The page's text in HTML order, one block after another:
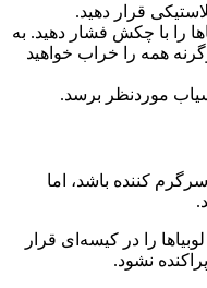
قرار دهید.
را با چکش فشار دهید. به
وگرنه همه را خراب خواهید
آسیاب موردنظر برسد.
کننده باشد، اما
را در کیسه‌ای قرار
نشود.